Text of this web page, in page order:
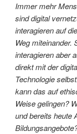
Immer mehr
sind digital
interagieren auf
Weg miteinander.
interagieren aber
direkt mit der
Technologie
kann das auf
Weise gelingen?
und bereits heute